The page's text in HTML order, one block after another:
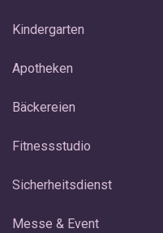
Kindergarten
Apotheken
Bäckereien
Fitnessstudio
Sicherheitsdienst
Messe & Event